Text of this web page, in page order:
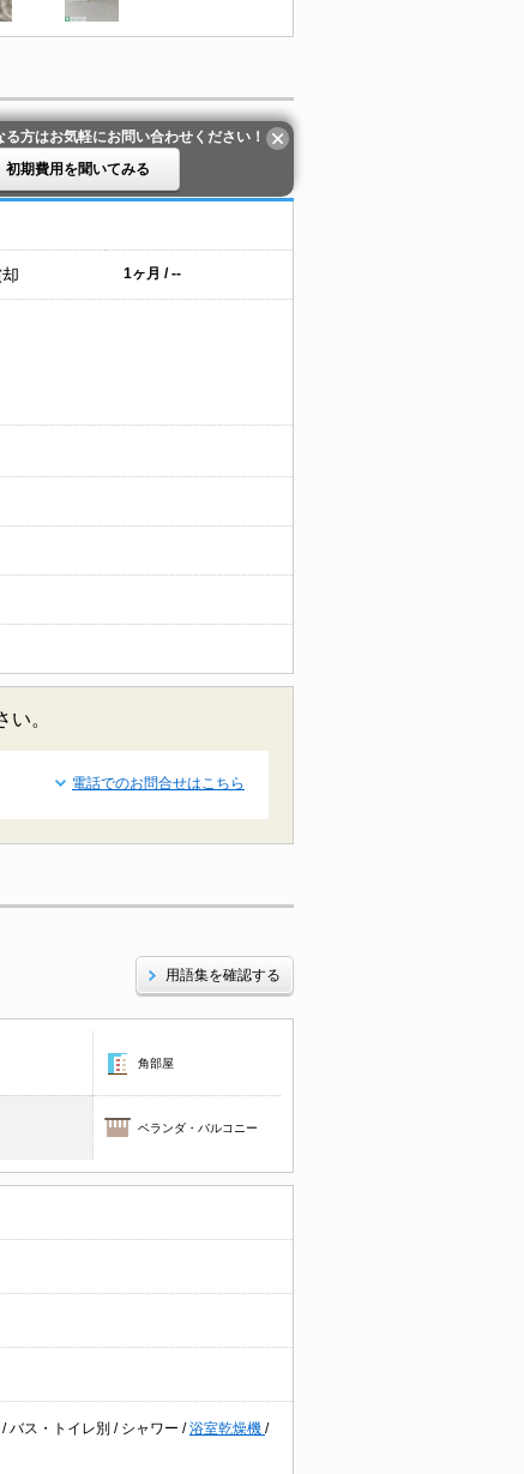
方はお気軽にお問い合わせください！
初期費用を聞いてみる
1ヶ月 / --
。
電話でのお問合せはこちら
用語集を確認する
角部屋
ベランダ・バルコニー
/バス・トイレ別 / シャワー /浴室乾燥機 /